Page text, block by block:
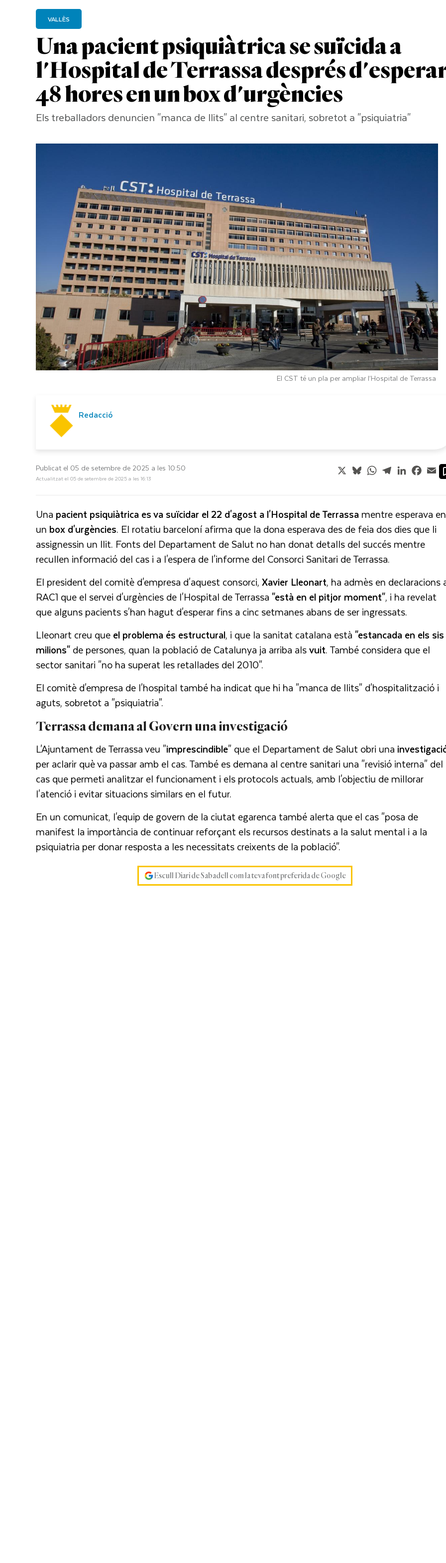
Una pacient psiquiàtrica se suïcida a
l'Hospital de Terrassa després
48 hores en un box d'urgències
VALLÈS
Els treballadors denuncien "manca de llits" al centre sanitari, sobretot a "psiquiatria"
El CST té un pla per ampliar l’Hospital de Terrassa
Redacció
Publicat el 05 de setembre de 2025 a les 10:50
Actualitzat el 05 de setembre de 2025 a les 16:13
X BlueskyWhatsApp
TelegramLinkedIn
Una pacient psiquiàtrica es va suïcidar el 22 d'agost a l'Hospital de Terrassamentre esperava en
un box d'urgències. El rotatiu barceloní afirma que la dona esperava des de feia dos dies que li
assignessin un llit. Fonts del Departament de Salut no han donat detalls del succés mentre
recullen informació del cas i a l'espera de l'informe del Consorci Sanitari de Terrassa.
El president del comitè d'empresa d'aquest consorci,Xavier Lleonart, ha admès en declaracions
RAC1 que el servei d'urgències de l'Hospital de Terrassa "està en el pitjor moment", i ha revelat
que alguns pacients s'han hagut d'esperar fins a cinc setmanes abans de ser ingressats.
Lleonart creu queel problema és estructural, i que la sanitat catalana està "estancada en els sis
milions"de persones, quan la població de Catalunya ja arriba alsvuit. També considera que el
sector sanitari "no ha superat les retallades del 2010".
El comitè d'empresa de l'hospital també ha indicat que hi ha "manca de llits" d'hospitalització i
aguts, sobretot a "psiquiatria".
Terrassa demana al Govern una investigació
L'Ajuntament de Terrassa veu "imprescindible" que el Departament de Salut obri una
per aclarir què va passar amb el cas. També es demana al centre sanitari una "revisió interna" del
cas que permeti analitzar el funcionament i els protocols actuals, amb l'objectiu de millorar
l'atenció i evitar situacions similars en el futur.
En un comunicat, l'equip de govern de la ciutat egarenca també alerta que el cas "posa de
manifest la importància de continuar reforçant els recursos destinats a la salut mental i a la
psiquiatria per donar resposta a les necessitats creixents de la població".
Escull Diari de Sabadell com la teva font preferida de Google